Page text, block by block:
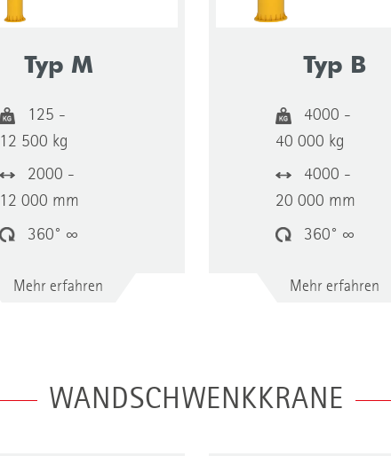
Typ M
125 -
12 500 kg
2000 -
12 000 mm
360° ∞
Mehr erfahren
Typ B
4000 -
40 000 kg
4000 -
20 000 mm
360° ∞
Mehr erfahren
WANDSCHWENKKRANE